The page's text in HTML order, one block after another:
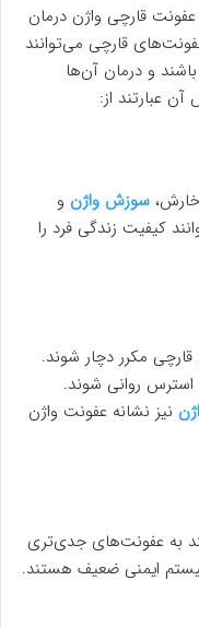
قارچی واژن درمان
قارچی می‌توانند
و درمان آن‌ها
عبارتند از:
سوزش واژن و
کیفیت زندگی فرد را
مکرر دچار شوند.
استرس روانی شوند.
نیز نشانه عفونت واژن
به عفونت‌های جدی‌تری
ایمنی ضعیف هستند.